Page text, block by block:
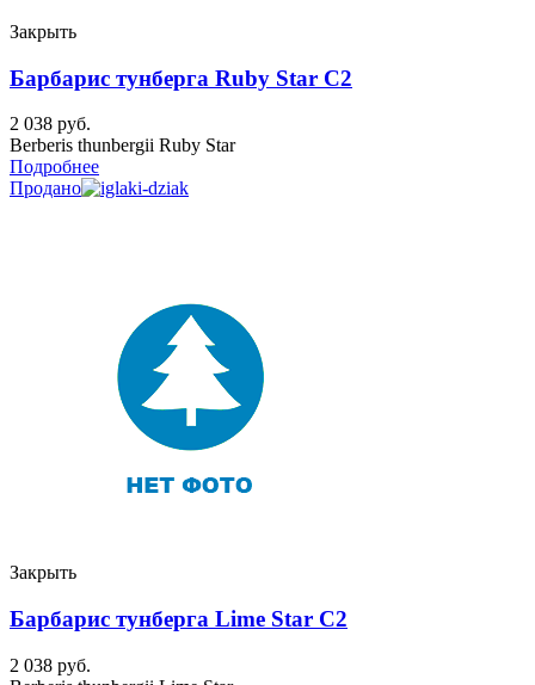
Закрыть
Барбарис тунберга Ruby Star C2
2 038 руб.
Berberis thunbergii Ruby Star
Подробнее
Продано
Закрыть
Барбарис тунберга Lime Star C2
2 038 руб.